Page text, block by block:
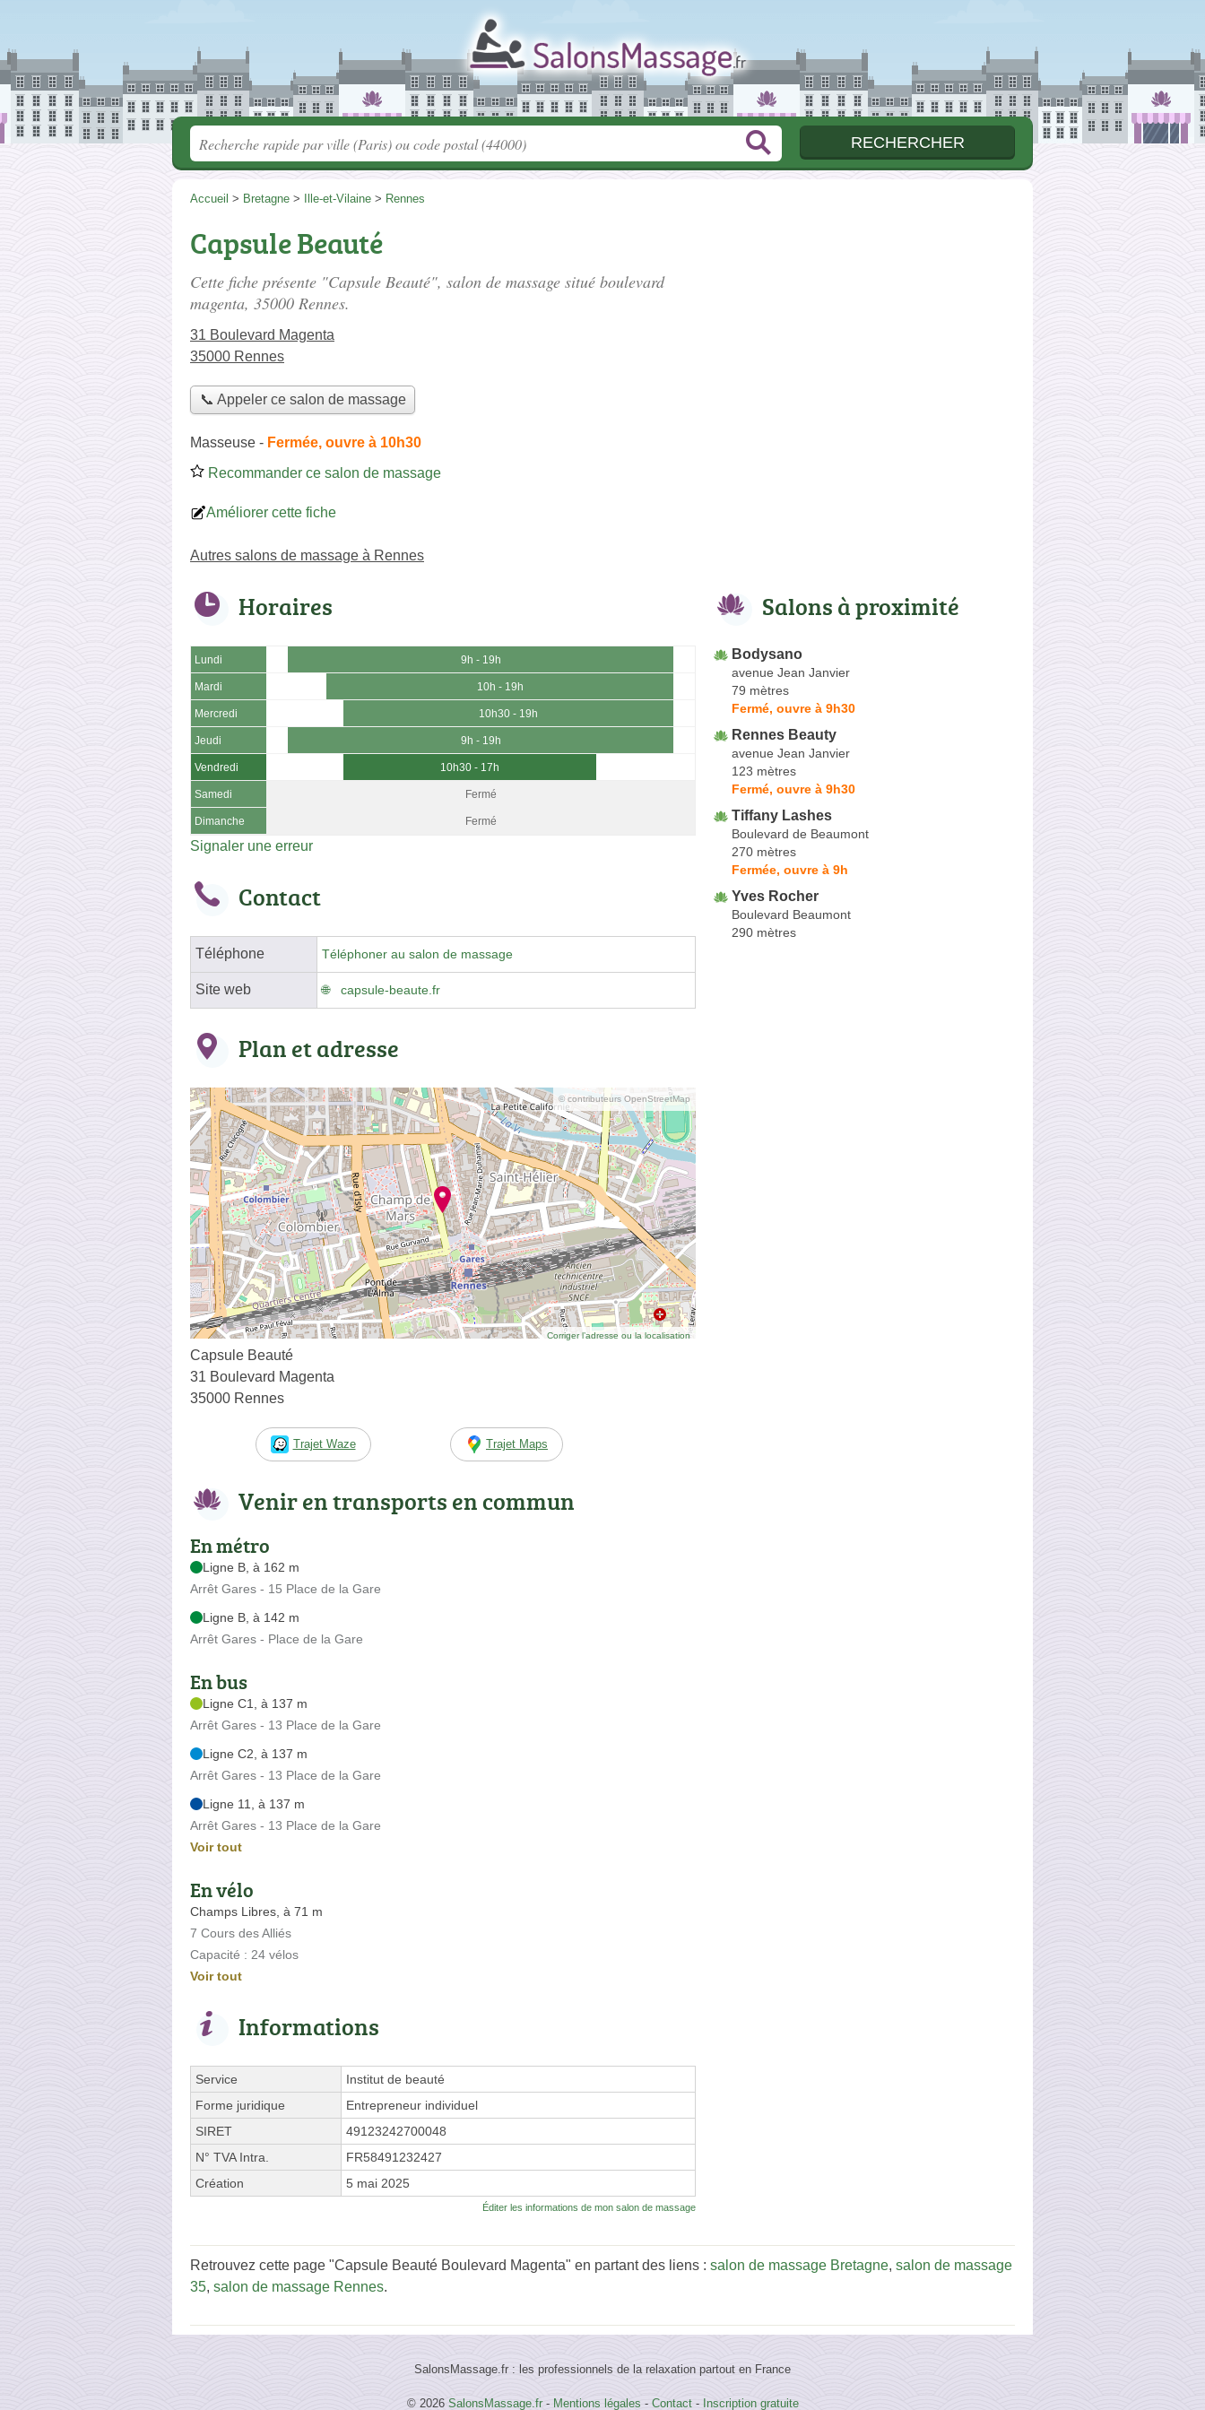
Accueil > Bretagne > Ille-et-Vilaine > Rennes
Capsule Beauté
Cette fiche présente "Capsule Beauté", salon de massage situé boulevard
magenta, 35000 Rennes.
31 Boulevard Magenta
35000 Rennes
📞 Appeler ce salon de massage
Masseuse - Fermée, ouvre à 10h30
Recommander ce salon de massage
Améliorer cette fiche
Autres salons de massage à Rennes
Horaires
Lundi 9h - 19h
Mardi 10h - 19h
Mercredi 10h30 - 19h
Jeudi 9h - 19h
Vendredi 10h30 - 17h
Samedi Fermé
Dimanche Fermé
Signaler une erreur
Contact
Téléphone Téléphoner au salon de massage
Site web capsule-beaute.fr
Plan et adresse
© contributeurs OpenStreetMap
Corriger l’adresse ou la localisation
Capsule Beauté
31 Boulevard Magenta
35000 Rennes
Trajet Waze Trajet Maps
Venir en transports en commun
En métro
Ligne B, à 162 m
Arrêt Gares - 15 Place de la Gare
Ligne B, à 142 m
Arrêt Gares - Place de la Gare
En bus
Ligne C1, à 137 m
Arrêt Gares - 13 Place de la Gare
Ligne C2, à 137 m
Arrêt Gares - 13 Place de la Gare
Ligne 11, à 137 m
Arrêt Gares - 13 Place de la Gare
Voir tout
En vélo
Champs Libres, à 71 m
7 Cours des Alliés
Capacité : 24 vélos
Voir tout
Informations
Service
Institut de beauté
Forme juridique
Entrepreneur individuel
SIRET
49123242700048
N° TVA Intra.
FR58491232427
Création
5 mai 2025
Éditer les informations de mon salon de massage
Salons à proximité
Bodysano
avenue Jean Janvier
79 mètres
Fermé, ouvre à 9h30
Rennes Beauty
avenue Jean Janvier
123 mètres
Fermé, ouvre à 9h30
Tiffany Lashes
Boulevard de Beaumont
270 mètres
Fermée, ouvre à 9h
Yves Rocher
Boulevard Beaumont
290 mètres
Retrouvez cette page "Capsule Beauté Boulevard Magenta" en partant des liens : salon de massage Bretagne, salon de massage
35, salon de massage Rennes.
SalonsMassage.fr : les professionnels de la relaxation partout en France
© 2026 SalonsMassage.fr - Mentions légales - Contact- Inscription gratuite